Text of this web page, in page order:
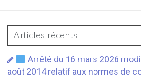
Articles récents
Arrêté du 16 mars 2026
août 2014 relatif aux normes de